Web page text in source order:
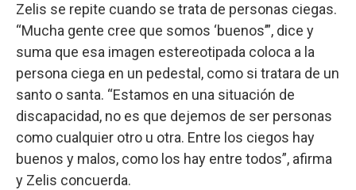
Zelis se repite cuando se trata de personas ciegas.
“Mucha gente cree que somos ‘buenos’”, dice y
suma que esa imagen estereotipada coloca a la
persona ciega en un pedestal, como si tratara de un
santo o santa. “Estamos en una situación de
discapacidad, no es que dejemos de ser personas
como cualquier otro u otra. Entre los ciegos hay
buenos y malos, como los hay entre todos”, afirma
y Zelis concuerda.